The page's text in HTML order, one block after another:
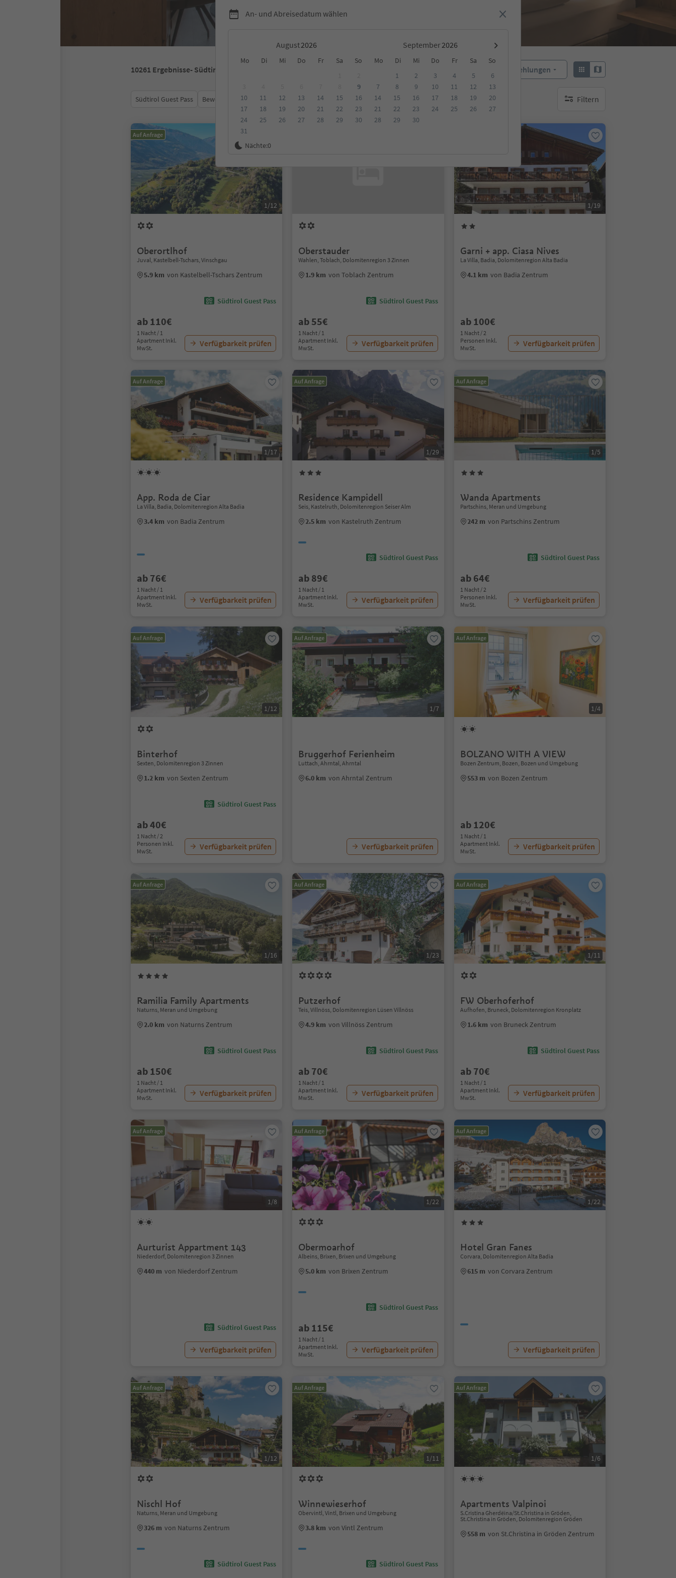
An- und Abreisedatum wählen
August September
Mo Di Mi Do Fr Sa So Mo Di Mi Do Fr Sa
So
9
10
11 12 13 14 15
16
17
18 19 20 21 22
23
24
25 26 27 28 29
30
31
1 2 3 4 5
6
7
8 9 10 11 12
13
14
15 16 17 18 19
20
21
22 23 24 25 26
27
28
29 30
Nächte:0
10261 Ergebnisse- Südtirol Empfehlungen
Südtirol Guest Pass Bewertungen Kategorie Verpflegungsart Nachhaltige Unterkunft Filtern
keine aktiven Filte
Auf Anfrage
1/12
Oberortlhof
Juval, Kastelbell-Tschars, Vinschgau
5.9 km von Kastelbell-Tschars Zentrum
Südtirol Guest Pass
ab 110€
1 Nacht / 1
Apartment Inkl.
MwSt.
Verfügbarkeit prüfen
Oberstauder
Wahlen, Toblach, Dolomitenregion 3 Zinnen
1.9 km von Toblach Zentrum
Südtirol Guest Pass
ab 55€
1 Nacht / 1
Apartment Inkl.
MwSt.
Verfügbarkeit prüfen
1/19
Garni + app. Ciasa Nives
La Villa, Badia, Dolomitenregion Alta Badia
4.1 km von Badia Zentrum
ab 100€
1 Nacht / 2
Personen Inkl.
MwSt.
Verfügbarkeit prüfen
Auf Anfrage
1/17
App. Roda de Ciar
La Villa, Badia, Dolomitenregion Alta Badia
3.4 km von Badia Zentrum
ab 76€
1 Nacht / 1
Apartment Inkl.
MwSt.
Verfügbarkeit prüfen
Auf Anfrage
1/29
Residence Kampidell
Seis, Kastelruth, Dolomitenregion Seiser Alm
2.5 km von Kastelruth Zentrum
Südtirol Guest Pass
ab 89€
1 Nacht / 1
Apartment Inkl.
MwSt.
Verfügbarkeit prüfen
Auf Anfrage
1/5
Wanda Apartments
Partschins, Meran und Umgebung
242 m von Partschins Zentrum
Südtirol Guest Pass
ab 64€
1 Nacht / 2
Personen Inkl.
MwSt.
Verfügbarkeit prüfen
Auf Anfrage
1/12
Binterhof
Sexten, Dolomitenregion 3 Zinnen
1.2 km von Sexten Zentrum
Südtirol Guest Pass
ab 40€
1 Nacht / 2
Personen Inkl.
MwSt.
Verfügbarkeit prüfen
Auf Anfrage
1/7
Bruggerhof Ferienheim
Luttach, Ahrntal, Ahrntal
6.0 km von Ahrntal Zentrum
Verfügbarkeit prüfen
Auf Anfrage
1/4
BOLZANO WITH A VIEW
Bozen Zentrum, Bozen, Bozen und Umgebung
553 m von Bozen Zentrum
ab 120€
1 Nacht / 1
Apartment Inkl.
MwSt.
Verfügbarkeit prüfen
Auf Anfrage
1/16
Ramilia Family Apartments
Naturns, Meran und Umgebung
2.0 km von Naturns Zentrum
Südtirol Guest Pass
ab 150€
1 Nacht / 1
Apartment Inkl.
MwSt.
Verfügbarkeit prüfen
Auf Anfrage
1/23
Putzerhof
Teis, Villnöss, Dolomitenregion Lüsen Villnöss
4.9 km von Villnöss Zentrum
Südtirol Guest Pass
ab 70€
1 Nacht / 1
Apartment Inkl.
MwSt.
Verfügbarkeit prüfen
Auf Anfrage
1/11
FW Oberhoferhof
Aufhofen, Bruneck, Dolomitenregion Kronplatz
1.6 km von Bruneck Zentrum
Südtirol Guest Pass
ab 70€
1 Nacht / 1
Apartment Inkl.
MwSt.
Verfügbarkeit prüfen
Auf Anfrage
1/8
Aurturist Appartment 143
Niederdorf, Dolomitenregion 3 Zinnen
440 m von Niederdorf Zentrum
Südtirol Guest Pass
Verfügbarkeit prüfen
Auf Anfrage
1/22
Obermoarhof
Albeins, Brixen, Brixen und Umgebung
5.0 km von Brixen Zentrum
Südtirol Guest Pass
ab 115€
1 Nacht / 1
Apartment Inkl.
MwSt.
Verfügbarkeit prüfen
Auf Anfrage
1/22
Hotel Gran Fanes
Corvara, Dolomitenregion Alta Badia
615 m von Corvara Zentrum
Verfügbarkeit prüfen
Auf Anfrage
1/12
Nischl Hof
Naturns, Meran und Umgebung
326 m von Naturns Zentrum
Südtirol Guest Pass
Auf Anfrage
1/11
Winnewieserhof
Obervintl, Vintl, Brixen und Umgebung
3.8 km von Vintl Zentrum
Südtirol Guest Pass
Auf Anfrage
1/6
Apartments Valpinoi
S.Cristina Gherdëina/St.Christina in Gröden,
St.Christina in Gröden, Dolomitenregion Gröden
558 m von St.Christina in Gröden Zentrum